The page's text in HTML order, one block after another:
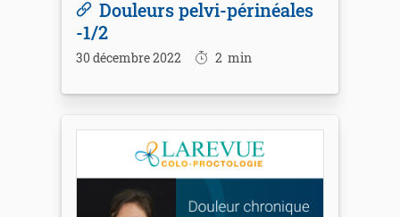
Douleurs pelvi-périnéales
-1/2
30 décembre 2022 2 min